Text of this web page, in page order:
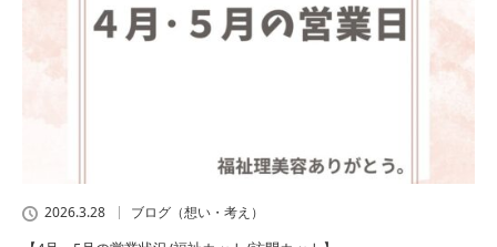
2026.3.28 ブログ（想い・考え）